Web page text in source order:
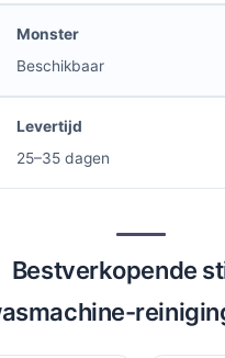
Monster
Beschikbaar
Levertijd
25–35 dagen
Bestverkopende